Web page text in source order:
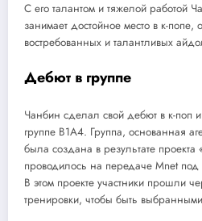
С его талантом и тяжелой работой
занимает достойное место в к-попе,
востребованных и талантливых
Дебют в группе
Чанбин сделал свой дебют в к-поп
группе B1A4. Группа, основанная
была создана в результате
проводилось на передаче Mnet
В этом проекте участники прошли
тренировки, чтобы быть